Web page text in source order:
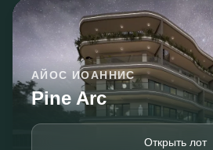
АЙОС ИОАННИС
Pine Arc
Открыть лот